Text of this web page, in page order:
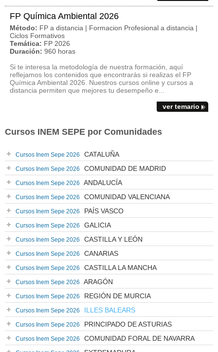
FP Química Ambiental 2026
Método: FP a distancia | Formacion Profesional a distancia |
Ciclos Formativos
Temática: FP 2026
Duración: 960 horas
Si te interesa la metodología de nuestra formación, aquí
reflejamos los contenidos que encontrarás si realizas el FP
Química Ambiental 2026. Nuestros cursos online y cursos a
distancia permiten que mejores tu desempeño e...
ver temario
Cursos INEM SEPE por Comunidades
Cursos Inem Sepe 2026 CATALUÑA
Cursos Inem Sepe 2026 COMUNIDAD DE MADRID
Cursos Inem Sepe 2026 ANDALUCÍA
Cursos Inem Sepe 2026 COMUNIDAD VALENCIANA
Cursos Inem Sepe 2026 PAÍS VASCO
Cursos Inem Sepe 2026 GALICIA
Cursos Inem Sepe 2026 CASTILLA Y LEÓN
Cursos Inem Sepe 2026 CANARIAS
Cursos Inem Sepe 2026 CASTILLA LA MANCHA
Cursos Inem Sepe 2026 ARAGÓN
Cursos Inem Sepe 2026 REGIÓN DE MURCIA
Cursos Inem Sepe 2026 ILLES BALEARS
Cursos Inem Sepe 2026 PRINCIPADO DE ASTURIAS
Cursos Inem Sepe 2026 COMUNIDAD FORAL DE NAVARRA